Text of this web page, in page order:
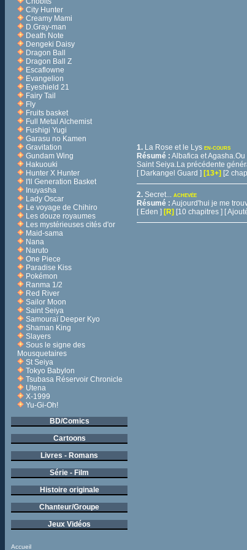
City Hunter
Creamy Mami
D.Gray-man
Death Note
Dengeki Daisy
Dragon Ball
Dragon Ball Z
Escaflowne
Evangelion
Eyeshield 21
Fairy Tail
Fly
Fruits basket
Full Metal Alchemist
Fushigi Yugi
Garasu no Kamen
Gravitation
Gundam Wing
Hakuouki
Hunter X Hunter
I'll Generation Basket
Inuyasha
Lady Oscar
Le voyage de Chihiro
Les douze royaumes
Les mystérieuses cités d'or
Maid-sama
Nana
Naruto
One Piece
Paradise Kiss
Pokémon
Ranma 1/2
Red River
Sailor Moon
Saint Seiya
Samouraï Deeper Kyo
Shaman King
Slayers
Sous le signe des
Mousquetaires
St Seiya
Tokyo Babylon
Tsubasa Réservoir Chronicle
Utena
X-1999
Yu-Gi-Oh!
BD/Comics
Cartoons
Livres - Romans
Série - Film
Histoire originale
Chanteur/Groupe
Jeux Vidéos
1. La Rose et le Lys EN-COURS
Résumé : Albafica et
Saint Seiya.La précédente
[ Darkangel Guard ] [13+] [2
2. Secret... ACHEVÉE
Résumé : Aujourd'hui je me
[ Eden ] [R] [10 chapitres ] [
Accueil